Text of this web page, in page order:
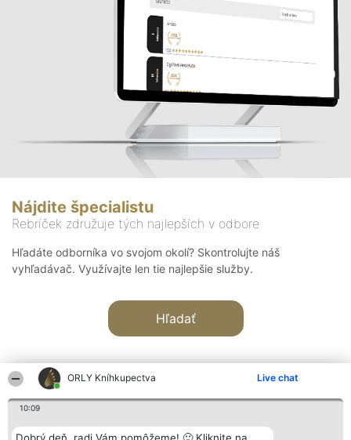
ORLY Kníhkupectva Live chat
10:09
Nájdite špecialistu
Rebríček združuje tých najlepších v odbore
Hľadáte odborníka vo svojom okolí? Skontrolujte náš
vyhľadávač. Využívajte len tie najlepšie služby.
Hľadať
Organizátor hodnotenia Hodnotenie Kontakt